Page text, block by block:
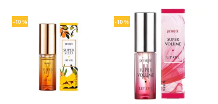
-10 % -10 %